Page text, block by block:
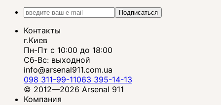
Подписаться
Контакты
г.Киев
Пн-Пт с 10:00 до 18:00
Сб-Вс: выходной
info@arsenal911.com.ua
098 311-99-11063 395-14-13
© 2012—2026 Arsenal 911
Компания